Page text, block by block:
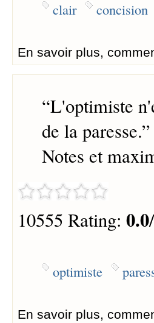
clair concision
En savoir plus,
“L'optimiste
de la paresse.”
Notes et
10555 Rating: 0.0
optimiste
En savoir plus,